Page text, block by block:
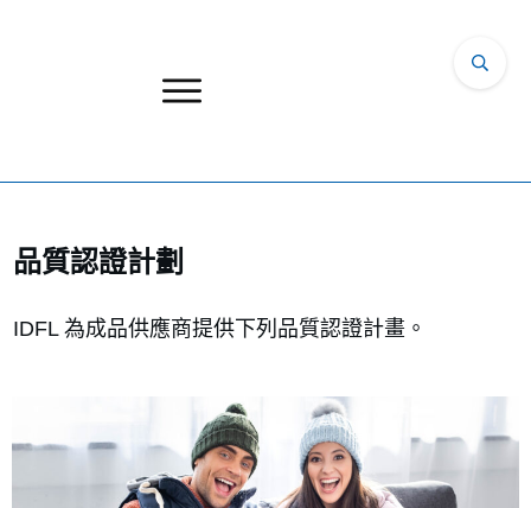
品質認證計劃
IDFL 為成品供應商提供下列品質認證計畫。